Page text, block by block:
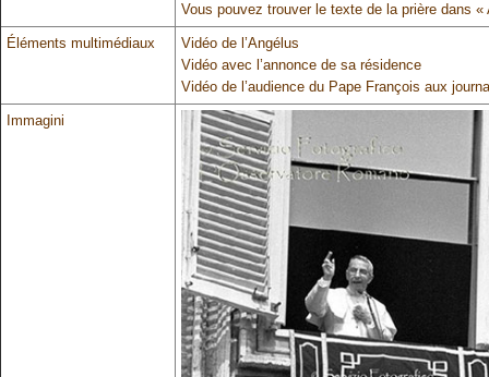
Vous pouvez trouver le texte de la prière dans
Éléments multimédiaux
Vidéo de l’Angélus
Vidéo avec l’annonce de sa résidence
Vidéo de l’audience du Pape François aux
Immagini